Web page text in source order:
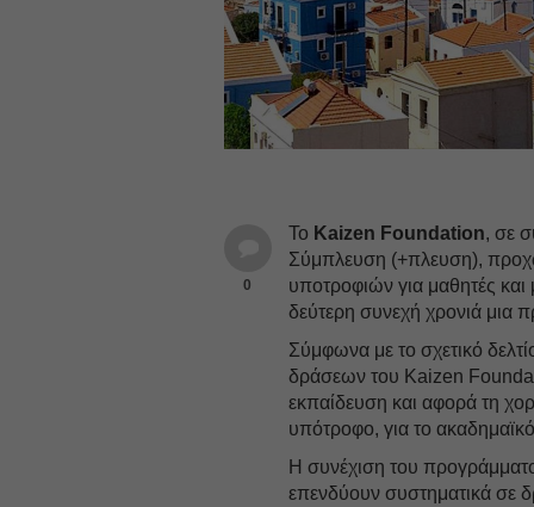
0
Το Kaizen Foundation, σε
Σύμπλευση (+πλευση),
υποτροφιών για μαθητές και
δεύτερη συνεχή χρονιά μια
Σύμφωνα με το σχετικό
δράσεων του Kaizen
εκπαίδευση και αφορά τη
υπότροφο, για το
Η συνέχιση του
επενδύουν συστηματικά σε